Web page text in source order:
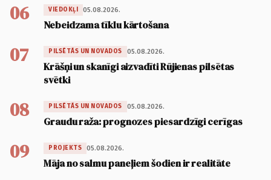
06 VIEDOKĻI 05.08.2026.
Nebeidzama tīklu kārtošana
07 PILSĒTĀS UN NOVADOS 05.08.2026.
Krāšņi un skanīgi aizvadīti Rūjienas pilsētas
svētki
08 PILSĒTĀS UN NOVADOS 05.08.2026.
Graudu raža: prognozes piesardzīgi cerīgas
09 PROJEKTS 05.08.2026.
Māja no salmu paneļiem šodien ir realitāte